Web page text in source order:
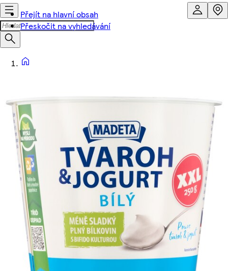
Přejít na hlavní obsah
Přeskočit na vyhledávání